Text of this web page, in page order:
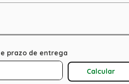
Calcular O Frete